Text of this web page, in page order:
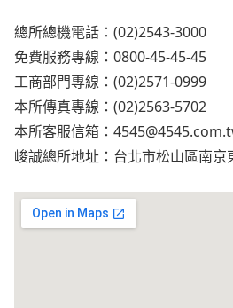
總所總機電話：(02)2543-3000
免費服務專線：0800-45-45-45
工商部門專線：(02)2571-0999
本所傳真專線：(02)2563-5702
本所客服信箱：
峻誠總所地址：台北市松山區南